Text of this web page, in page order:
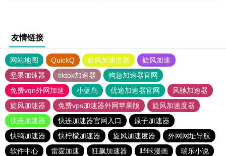
友情链接
网站地图 QuickQ 旋风加速度器
旋风加速
坚果加速器
tiktok加速器
狗急加速器官网
免费vqn外网加速
小蓝鸟 优途加速器官网
风驰加速器
旋风加速器
免费vps加速器外网苹果版
旋风加速度器
快连加速器
快连加速器官网入口
原子加速器
快鸭加速器
快柠檬加速器 旋风加速度器
外网网址导航
软件中心
雷霆加速 狂飙加速器 哔咔漫画
瑞乐小说